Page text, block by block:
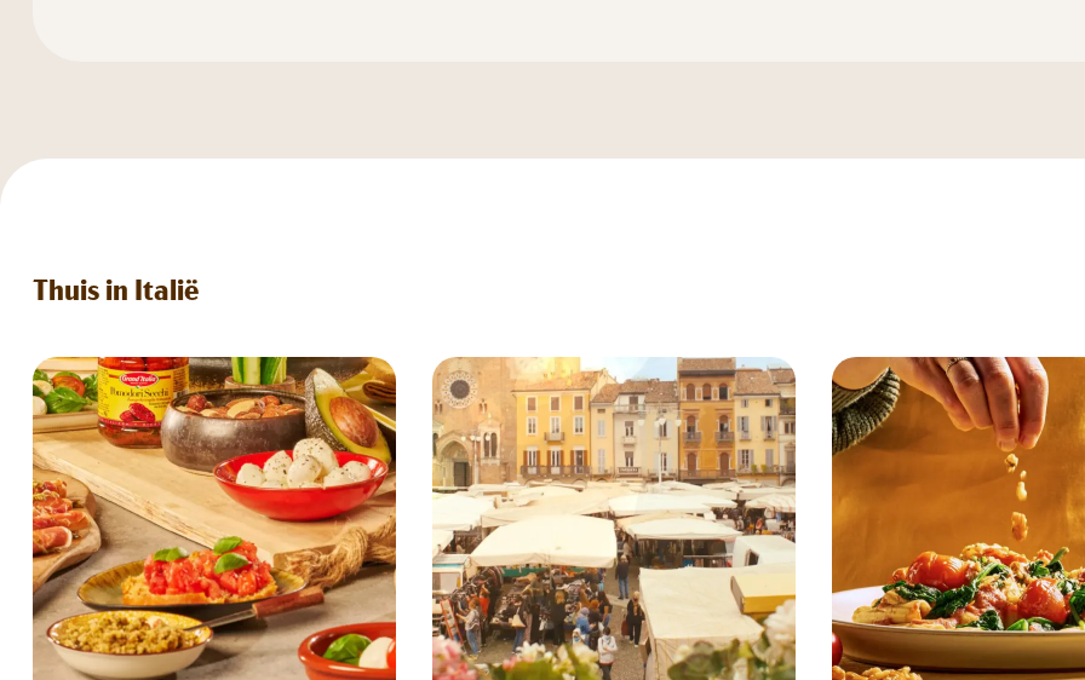
Thuis in Italië